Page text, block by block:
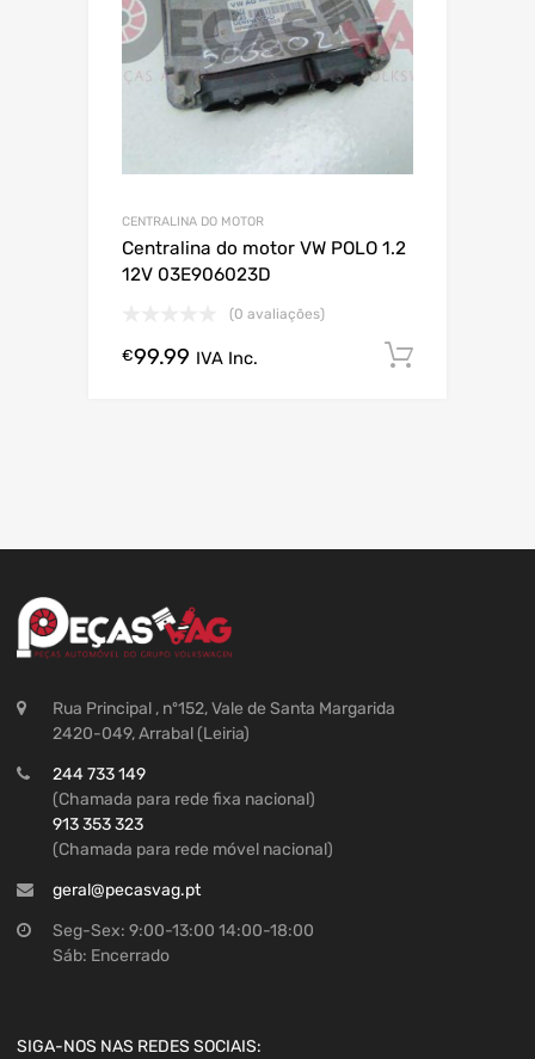
CENTRALINA DO MOTOR
Centralina do motor VW POLO 1.2
12V 03E906023D
(0 avaliações)
€99.99 IVA Inc.
Rua Principal , nº152, Vale de Santa Margarida
2420-049, Arrabal (Leiria)
244 733 149
(Chamada para rede fixa nacional)
913 353 323
(Chamada para rede móvel nacional)
geral@pecasvag.pt
Seg-Sex: 9:00-13:00 14:00-18:00
Sáb: Encerrado
SIGA-NOS NAS REDES SOCIAIS: